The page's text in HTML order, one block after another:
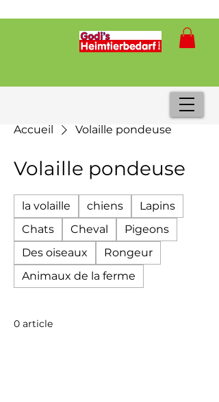
Accueil Volaille pondeuse
Volaille pondeuse
la volaille chiens
Lapins
Chats
Cheval
Pigeons
Des oiseaux
Rongeur
Animaux de la ferme
0 article